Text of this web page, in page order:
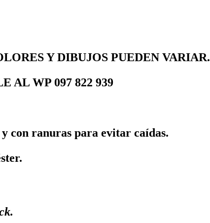
Y DIBUJOS PUEDEN VARIAR.
AL WP 097 822 939
con ranuras para evitar caídas.